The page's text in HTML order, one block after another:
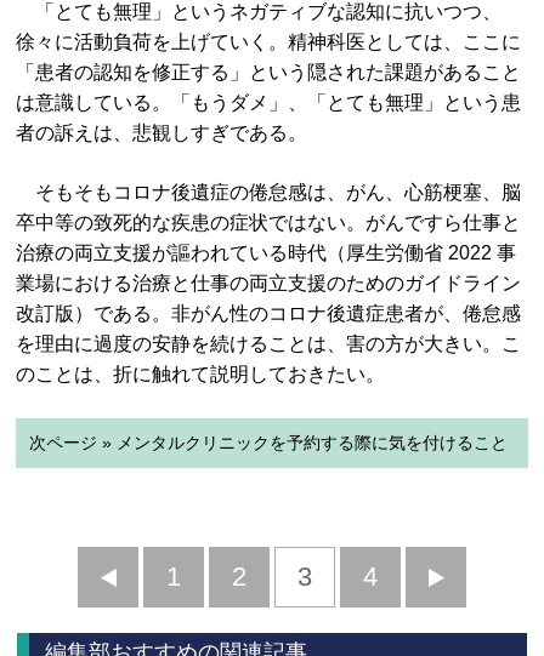
「とても無理」というネガティブな認知に抗いつつ、
徐々に活動負荷を上げていく。精神科医としては、ここに
「患者の認知を修正する」という隠された課題があること
は意識している。「もうダメ」、「とても無理」という患
者の訴えは、悲観しすぎである。
そもそもコロナ後遺症の倦怠感は、がん、心筋梗塞、脳
卒中等の致死的な疾患の症状ではない。がんですら仕事と
治療の両立支援が謳われている時代（厚生労働省 2022 事
業場における治療と仕事の両立支援のためのガイドライン
改訂版）である。非がん性のコロナ後遺症患者が、倦怠感
を理由に過度の安静を続けることは、害の方が大きい。こ
のことは、折に触れて説明しておきたい。
次ページ » メンタルクリニックを予約する際に気を付けること
前
へ
1 2 3 4
へ